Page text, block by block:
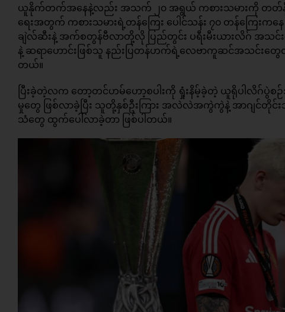
ယူနိုက်တက်အနေနဲ့လည်း အသက် ၂၀ အရွယ် ကစားသမားကို တတ်နိုင်
ရေးအတွက် ကစားသမားရဲ့တန်ကြေး ပေါင်သန်း ၇၀ တန်ကြေးကနေ
ချဲလ်ဆီးနဲ့ အက်စတွန်ဗီလာတို့လို ပြည်တွင်း ပရီးမီးယားလိဂ် အသ
နဲ့ ဆရာဟောင်းဖြစ်သူ နည်းပြတန်ဟက်ရဲ့လေဗာကူဆင်အသင်းတွေလ
တယ်။
ပြီးခဲ့တဲ့လက တော့တင်ဟမ်ဟော့စပါးကို ရှုံးနိမ့်ခဲ့တဲ့ ယူရိုပါလိဂ်ပွဲစဉ်
မှုတွေ ဖြစ်လာခဲ့ပြီး သူတို့နှစ်ဦးကြား အလဲလဲအကွဲကွဲနဲ့ အာဂျင်တို
သံတွေ ထွက်ပေါ်လာခဲ့တာ ဖြစ်ပါတယ်။